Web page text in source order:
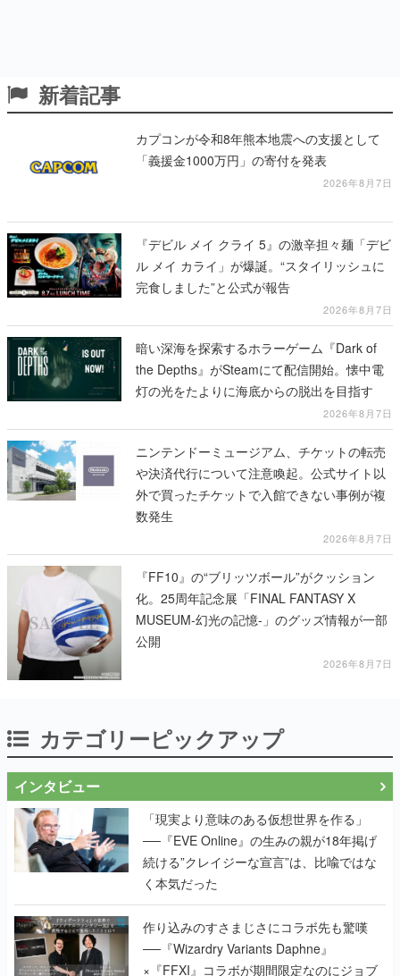
新着記事
カプコンが令和8年熊本地震への支援として
「義援金1000万円」の寄付を発表
2026年8月7日
『デビル メイ クライ 5』の激辛担々麺「デビ
ル メイ カライ」が爆誕。“スタイリッシュに
完食しました”と公式が報告
2026年8月7日
暗い深海を探索するホラーゲーム『Dark of
the Depths』がSteamにて配信開始。懐中電
灯の光をたよりに海底からの脱出を目指す
2026年8月7日
ニンテンドーミュージアム、チケットの転売
や決済代行について注意喚起。公式サイト以
外で買ったチケットで入館できない事例が複
数発生
2026年8月7日
『FF10』の“ブリッツボール”がクッション
化。25周年記念展「FINAL FANTASY X
MUSEUM-幻光の記憶-」のグッズ情報が一部
公開
2026年8月7日
カテゴリーピックアップ
インタビュー
「現実より意味のある仮想世界を作る」
──『EVE Online』の生みの親が18年掲げ
続ける”クレイジーな宣言”は、比喩ではな
く本気だった
作り込みのすさまじさにコラボ先も驚嘆
──『Wizardry Variants Daphne』
×『FFXI』コラボが期間限定なのにジョブ